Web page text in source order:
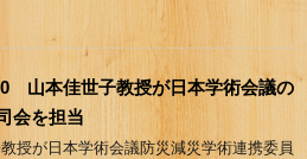
山本佳世子教授が日本学術会議の
会を担当
授が日本学術会議防災減災学術連携委員